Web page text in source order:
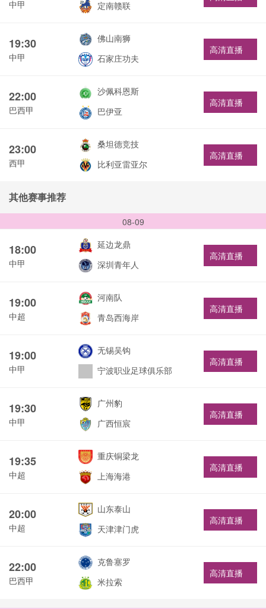
中甲 定南赣联
19:30
中甲
佛山南狮
石家庄功夫
高清直播
22:00
巴西甲
沙佩科恩斯
巴伊亚
高清直播
23:00
西甲
桑坦德竞技
比利亚雷亚尔
高清直播
其他赛事推荐
08-09
18:00
中甲
延边龙鼎
深圳青年人
高清直播
19:00
中超
河南队
青岛西海岸
高清直播
19:00
中甲
无锡吴钩
宁波职业足球俱乐部
高清直播
19:30
中甲
广州豹
广西恒宸
高清直播
19:35
中超
重庆铜梁龙
上海海港
高清直播
20:00
中超
山东泰山
天津津门虎
高清直播
22:00
巴西甲
克鲁塞罗
米拉索
高清直播